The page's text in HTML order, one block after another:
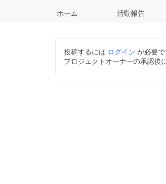
ホーム 活動報告
投稿するには ログイン が必要で
プロジェクトオーナーの承認後